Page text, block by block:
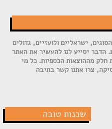
ישראליים ולועזיים, גדולים
הדבר יסייע לנו להעשיר את האתר
חלק מההוצאות הכספיות. כל מי
צרו אתנו קשר בתיבה
שכנות טובה